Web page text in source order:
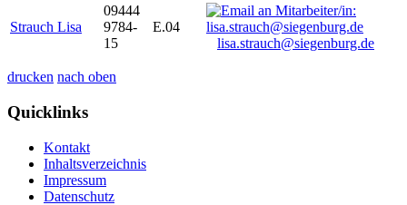
Strauch Lisa
09444
9784-
15
E.04
lisa.strauch@siegenburg.de
drucken nach oben
Quicklinks
Kontakt
Inhaltsverzeichnis
Impressum
Datenschutz